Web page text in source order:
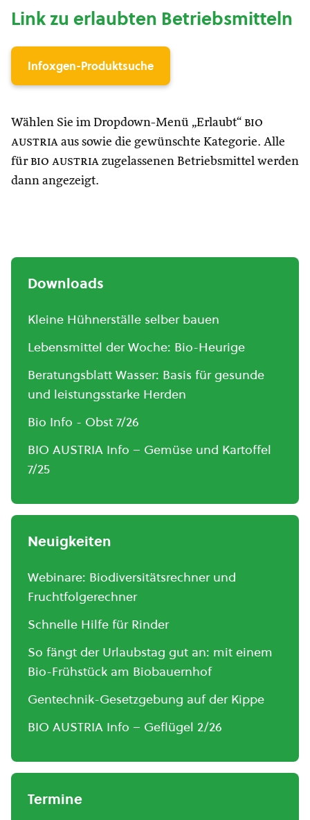
Link zu erlaubten Betriebsmitteln
Infoxgen-Produktsuche
Wählen Sie im Dropdown-Menü „Erlaubt“ bio
austria aus sowie die gewünschte Kategorie. Alle
für bio austria zugelassenen Betriebsmittel werden
dann angezeigt.
Downloads
Kleine Hühnerställe selber bauen
Lebensmittel der Woche: Bio-Heurige
Beratungsblatt Wasser: Basis für gesunde
und leistungsstarke Herden
Bio Info - Obst 7/26
BIO AUSTRIA Info – Gemüse und Kartoffel
7/25
Neuigkeiten
Webinare: Biodiversitätsrechner und
Fruchtfolgerechner
Schnelle Hilfe für Rinder
So fängt der Urlaubstag gut an: mit einem
Bio-Frühstück am Biobauernhof
Gentechnik-Gesetzgebung auf der Kippe
BIO AUSTRIA Info – Geflügel 2/26
Termine